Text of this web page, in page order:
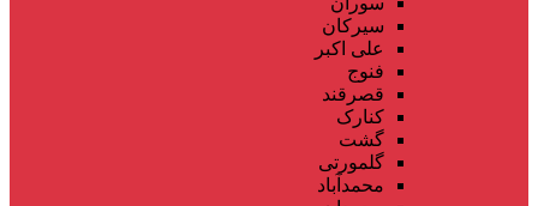
سیرکان
علی اکبر
فنوج
قصرقند
کنارک
گشت
گلمورتی
محمدآباد